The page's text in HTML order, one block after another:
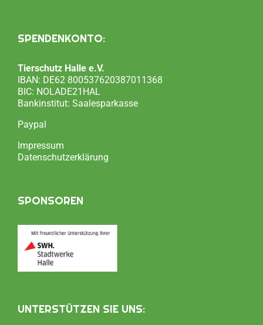
SPENDENKONTO:
Tierschutz Halle e.V.
IBAN: DE62 800537620387011368
BIC: NOLADE21HAL
Bankinstitut: Saalesparkasse
Paypal
Impressum
Datenschutzerklärung
SPONSOREN
UNTERSTÜTZEN SIE UNS: